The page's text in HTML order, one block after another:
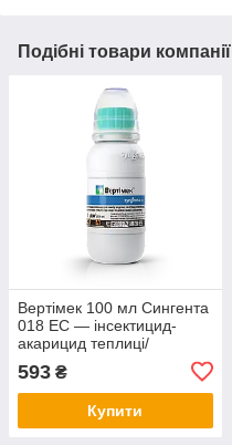
Подібні товари компанії
Вертімек 100 мл Сингента
018 EC — інсектицид-
акарицид теплиці/
західного трипса, чистий
лист, Сертифікат
593 ₴
Купити